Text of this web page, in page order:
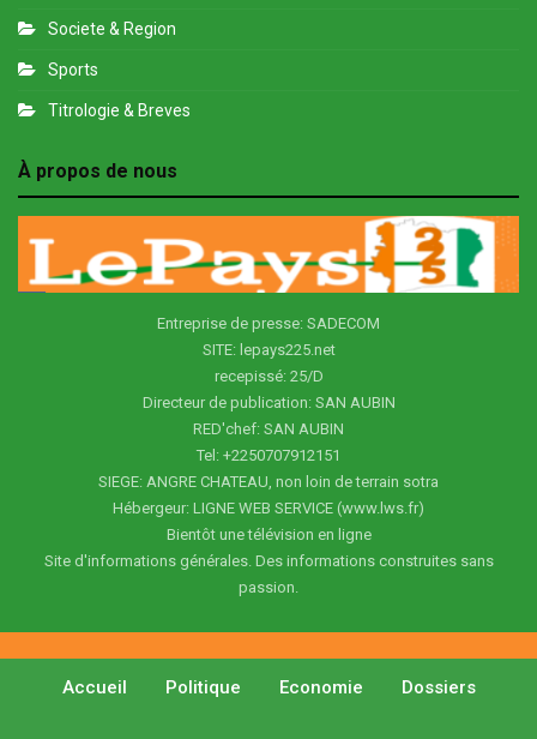
Societe & Region
Sports
Titrologie & Breves
À propos de nous
Entreprise de presse: SADECOM
SITE: lepays225.net
recepissé: 25/D
Directeur de publication: SAN AUBIN
RED'chef: SAN AUBIN
Tel: +2250707912151
SIEGE: ANGRE CHATEAU, non loin de terrain sotra
Hébergeur: LIGNE WEB SERVICE (www.lws.fr)
Bientôt une télévision en ligne
Site d'informations générales. Des informations construites sans
passion.
Accueil Politique Economie Dossiers